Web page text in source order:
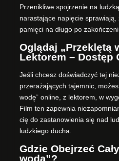
Przenikliwe spojrzenie na
narastające napięcie
pamięci na długo po
Oglądaj „Przeklętą
Lektorem – Dostęp
Jeśli chcesz doświadczyć tej
przerażających tajemnic,
wodę” online, z lektorem, w
Film ten zapewnia
cię do zastanowienia się nad
ludzkiego ducha.
Gdzie Obejrzeć
woda”?